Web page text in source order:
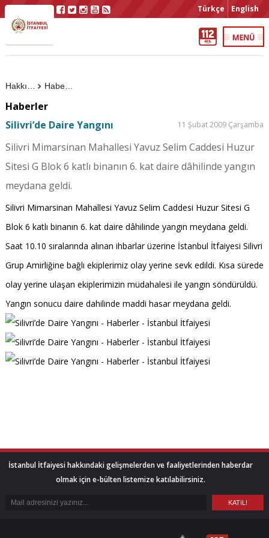
Türkçe English
Haberler
Haberler
Silivri’de Daire Yangını
11 Şubat 2009 Çarşamba
Silivri Mimarsinan Mahallesi Yavuz Selim Caddesi Huzur
Sitesi G Blok 6 katlı binanın 6. kat daire dâhilinde yangın
meydana geldi.
Silivri Mimarsinan Mahallesi Yavuz Selim Caddesi Huzur Sitesi G
Blok 6 katlı binanın 6. kat daire dâhilinde yangın meydana geldi.
Saat 10.10 sıralarında alınan ihbarlar üzerine İstanbul İtfaiyesi Silivri
Grup Amirliğine bağlı ekiplerimiz olay yerine sevk edildi. Kısa sürede
olay yerine ulaşan ekiplerimizin müdahalesi ile yangın söndürüldü.
Yangın sonucu daire dahilinde maddi hasar meydana geldi.
İstanbul İtfaiyesi hakkındaki gelişmelerden ve faaliyetlerinden haberdar
olmak için e-bülten listemize katılabilirsiniz.